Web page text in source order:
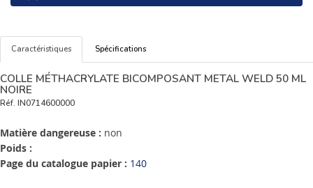
Caractéristiques Spécifications
COLLE MÉTHACRYLATE BICOMPOSANT METAL WELD 50 ML
NOIRE
Réf. IN0714600000
Matière dangereuse : non
Poids :
Page du catalogue papier : 140